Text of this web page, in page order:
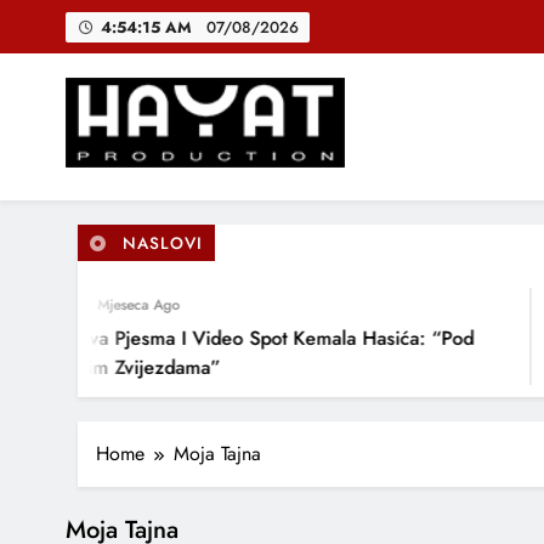
4:54:15 AM 07/08/2026
Hayat Production
Promocija domaće muzike
NASLOVI
4 Mjeseca Ago
Nova Pjesma I Video Spot Kemala Hasića: “Pod
Ovim Zvijezdama”
Home Moja Tajna
Moja Tajna